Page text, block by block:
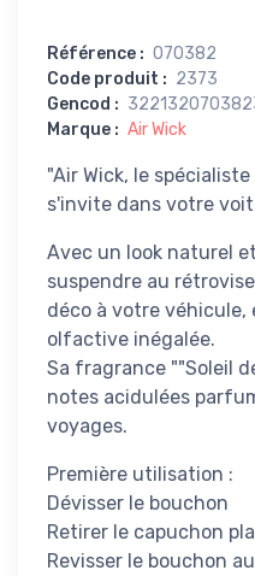
Référence : 070382
Code produit : 2373
Gencod :
Marque : Air Wick
"Air Wick, le
s'invite dans votre
Avec un look naturel
suspendre au
déco à votre véhicule,
olfactive inégalée.
Sa fragrance ""Soleil
notes acidulées
voyages.
Première utilisation :
Dévisser le bouchon
Retirer le capuchon
Revisser le bouchon